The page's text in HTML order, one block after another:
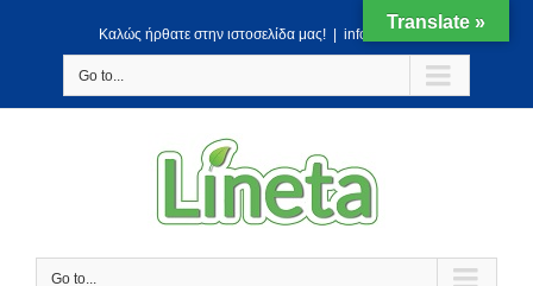
Kαλώς ήρθατε στην ιστοσελίδα μας! info@lineta.gr
Go to...
Go to...
Translate »